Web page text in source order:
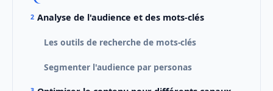
Analyse de l'audience et des mots-clés
Les outils de recherche de mots-clés
Segmenter l'audience par personas